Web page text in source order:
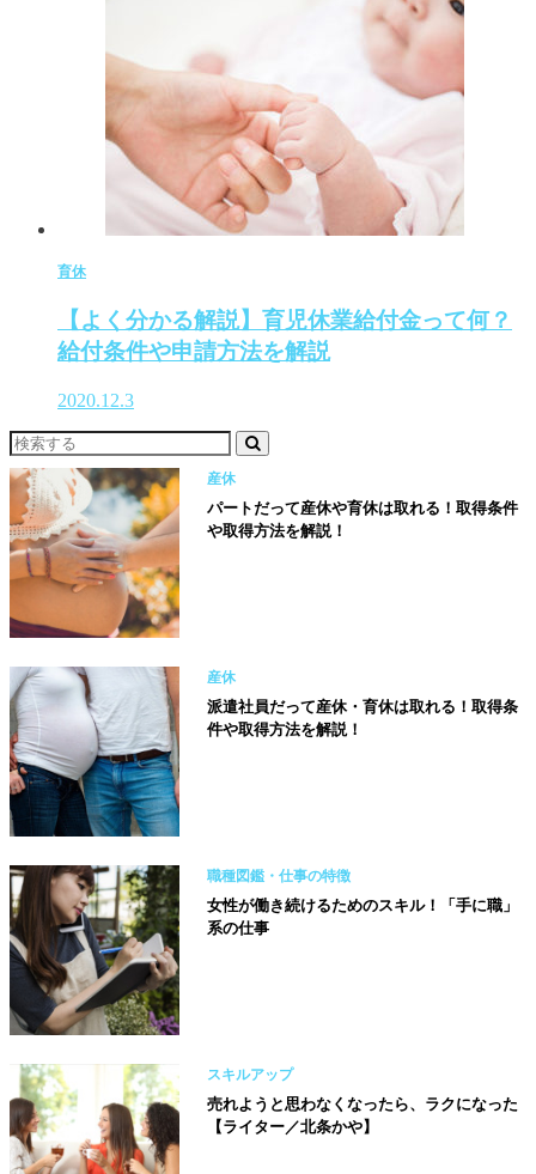
育休
【よく分かる解説】育児休業給付金って何？
給付条件や申請方法を解説
2020.12.3
産休
パートだって産休や育休は取れる！取得条件
や取得方法を解説！
産休
派遣社員だって産休・育休は取れる！取得条
件や取得方法を解説！
職種図鑑・仕事の特徴
女性が働き続けるためのスキル！「手に職」
系の仕事
スキルアップ
売れようと思わなくなったら、ラクになった
【ライター／北条かや】